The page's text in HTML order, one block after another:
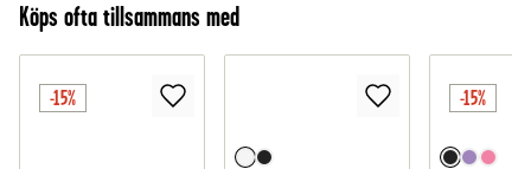
Köps ofta tillsammans med
-15% -15%